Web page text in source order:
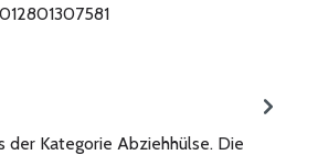
der Kategorie Abziehhülse. Die